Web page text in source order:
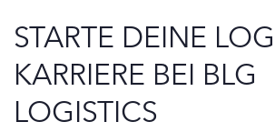
STARTE DEINE
KARRIERE BEI BLG
LOGISTICS